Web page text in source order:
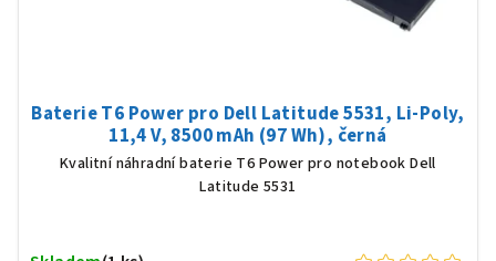
Baterie T6 Power pro Dell Latitude 5531, Li-Poly,
11,4 V, 8500 mAh (97 Wh), černá
Kvalitní náhradní baterie T6 Power pro notebook Dell
Latitude 5531